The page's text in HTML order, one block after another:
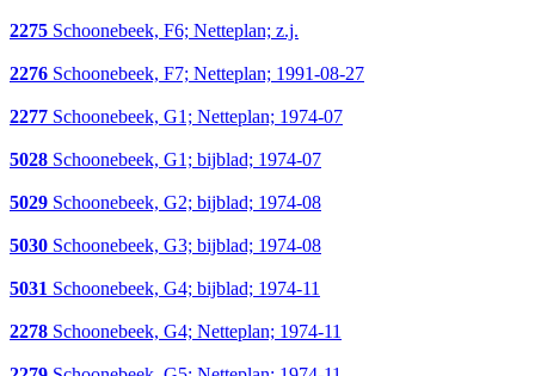
2275 Schoonebeek, F6; Netteplan; z.j.
2276 Schoonebeek, F7; Netteplan; 1991-08-27
2277 Schoonebeek, G1; Netteplan; 1974-07
5028 Schoonebeek, G1; bijblad; 1974-07
5029 Schoonebeek, G2; bijblad; 1974-08
5030 Schoonebeek, G3; bijblad; 1974-08
5031 Schoonebeek, G4; bijblad; 1974-11
2278 Schoonebeek, G4; Netteplan; 1974-11